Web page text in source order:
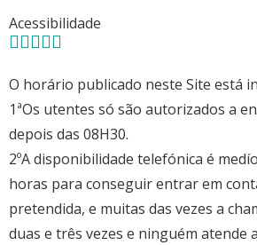
Acessibilidade
O horário publicado neste Site está
1ªOs utentes só são autorizados a
depois das 08H30.
2ºA disponibilidade telefónica é
horas para conseguir entrar em
pretendida, e muitas das vezes a
duas e três vezes e ninguém atende